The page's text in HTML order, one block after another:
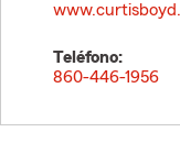
Teléfono:
860-446-1956